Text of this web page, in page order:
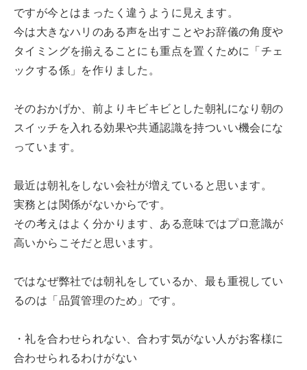
ですが今とはまったく違うように見えます。
今は大きなハリのある声を出すことやお辞儀の角度や
タイミングを揃えることにも重点を置くために「チェ
ックする係」を作りました。
そのおかげか、前よりキビキビとした朝礼になり朝の
スイッチを入れる効果や共通認識を持ついい機会にな
っています。
最近は朝礼をしない会社が増えていると思います。
実務とは関係がないからです。
その考えはよく分かります、ある意味ではプロ意識が
高いからこそだと思います。
ではなぜ弊社では朝礼をしているか、最も重視してい
るのは「品質管理のため」です。
・礼を合わせられない、合わす気がない人がお客様に
合わせられるわけがない